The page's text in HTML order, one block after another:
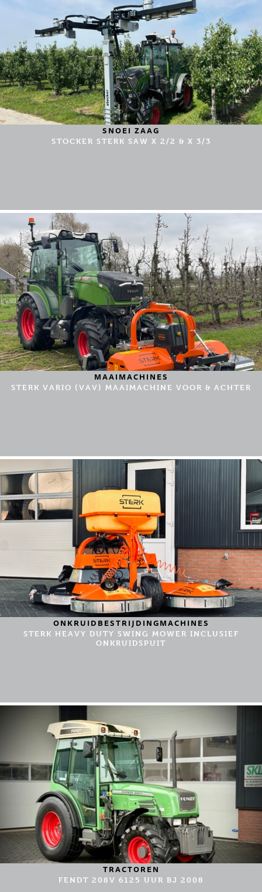
SNOEI ZAAG
STOCKER STERK SAW X 2/2 & X 3/3
MAAIMACHINES
STERK VARIO (VAV) MAAIMACHINE VOOR & ACHTER
ONKRUIDBESTRIJDINGMACHINES
STERK HEAVY DUTY SWING MOWER INCLUSIEF
ONKRUIDSPUIT
TRACTOREN
FENDT 208V 6125 UUR BJ 2008